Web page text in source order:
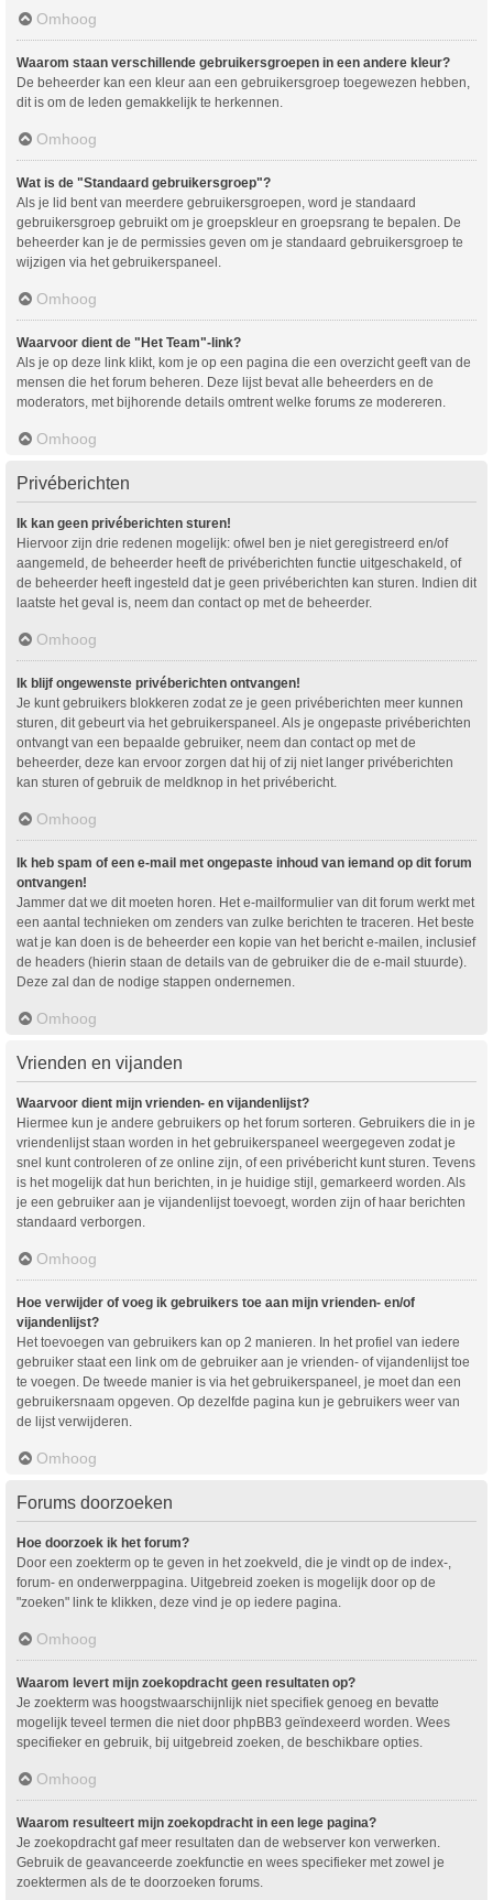
Omhoog
Waarom staan verschillende gebruikersgroepen in een andere kleur?
De beheerder kan een kleur aan een gebruikersgroep toegewezen hebben,
dit is om de leden gemakkelijk te herkennen.
Omhoog
Wat is de "Standaard gebruikersgroep"?
Als je lid bent van meerdere gebruikersgroepen, word je standaard
gebruikersgroep gebruikt om je groepskleur en groepsrang te bepalen. De
beheerder kan je de permissies geven om je standaard gebruikersgroep te
wijzigen via het gebruikerspaneel.
Omhoog
Waarvoor dient de "Het Team"-link?
Als je op deze link klikt, kom je op een pagina die een overzicht geeft van de
mensen die het forum beheren. Deze lijst bevat alle beheerders en de
moderators, met bijhorende details omtrent welke forums ze modereren.
Omhoog
Privéberichten
Ik kan geen privéberichten sturen!
Hiervoor zijn drie redenen mogelijk: ofwel ben je niet geregistreerd en/of
aangemeld, de beheerder heeft de privéberichten functie uitgeschakeld, of
de beheerder heeft ingesteld dat je geen privéberichten kan sturen. Indien dit
laatste het geval is, neem dan contact op met de beheerder.
Omhoog
Ik blijf ongewenste privéberichten ontvangen!
Je kunt gebruikers blokkeren zodat ze je geen privéberichten meer kunnen
sturen, dit gebeurt via het gebruikerspaneel. Als je ongepaste privéberichten
ontvangt van een bepaalde gebruiker, neem dan contact op met de
beheerder, deze kan ervoor zorgen dat hij of zij niet langer privéberichten
kan sturen of gebruik de meldknop in het privébericht.
Omhoog
Ik heb spam of een e-mail met ongepaste inhoud van iemand op dit forum
ontvangen!
Jammer dat we dit moeten horen. Het e-mailformulier van dit forum werkt met
een aantal technieken om zenders van zulke berichten te traceren. Het beste
wat je kan doen is de beheerder een kopie van het bericht e-mailen, inclusief
de headers (hierin staan de details van de gebruiker die de e-mail stuurde).
Deze zal dan de nodige stappen ondernemen.
Omhoog
Vrienden en vijanden
Waarvoor dient mijn vrienden- en vijandenlijst?
Hiermee kun je andere gebruikers op het forum sorteren. Gebruikers die in je
vriendenlijst staan worden in het gebruikerspaneel weergegeven zodat je
snel kunt controleren of ze online zijn, of een privébericht kunt sturen. Tevens
is het mogelijk dat hun berichten, in je huidige stijl, gemarkeerd worden. Als
je een gebruiker aan je vijandenlijst toevoegt, worden zijn of haar berichten
standaard verborgen.
Omhoog
Hoe verwijder of voeg ik gebruikers toe aan mijn vrienden- en/of
vijandenlijst?
Het toevoegen van gebruikers kan op 2 manieren. In het profiel van iedere
gebruiker staat een link om de gebruiker aan je vrienden- of vijandenlijst toe
te voegen. De tweede manier is via het gebruikerspaneel, je moet dan een
gebruikersnaam opgeven. Op dezelfde pagina kun je gebruikers weer van
de lijst verwijderen.
Omhoog
Forums doorzoeken
Hoe doorzoek ik het forum?
Door een zoekterm op te geven in het zoekveld, die je vindt op de index-,
forum- en onderwerppagina. Uitgebreid zoeken is mogelijk door op de
"zoeken" link te klikken, deze vind je op iedere pagina.
Omhoog
Waarom levert mijn zoekopdracht geen resultaten op?
Je zoekterm was hoogstwaarschijnlijk niet specifiek genoeg en bevatte
mogelijk teveel termen die niet door phpBB3 geïndexeerd worden. Wees
specifieker en gebruik, bij uitgebreid zoeken, de beschikbare opties.
Omhoog
Waarom resulteert mijn zoekopdracht in een lege pagina?
Je zoekopdracht gaf meer resultaten dan de webserver kon verwerken.
Gebruik de geavanceerde zoekfunctie en wees specifieker met zowel je
zoektermen als de te doorzoeken forums.